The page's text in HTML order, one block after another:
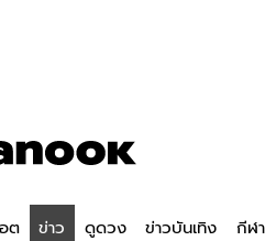
ต ข่าว ดูดวง ข่าวบันเทิง กีฬา